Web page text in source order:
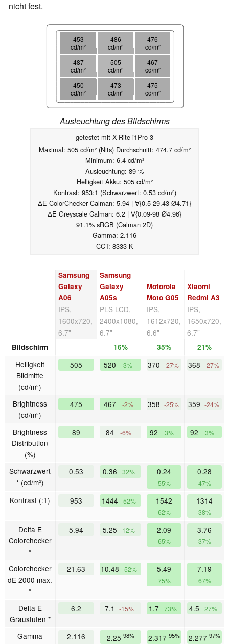
nicht fest.
453
cd/m²
486
cd/m²
476
cd/m²
487
cd/m²
505
cd/m²
467
cd/m²
450
cd/m²
473
cd/m²
475
cd/m²
Ausleuchtung des Bildschirms
getestet mit X-Rite i1Pro 3
Maximal: 505 cd/m² (Nits) Durchschnitt: 474.7 cd/m²
Minimum: 6.4 cd/m²
Ausleuchtung: 89 %
Helligkeit Akku: 505 cd/m²
Kontrast: 953:1 (Schwarzwert: 0.53 cd/m²)
ΔE ColorChecker Calman: 5.94 | ∀{0.5-29.43 Ø4.71}
ΔE Greyscale Calman: 6.2 | ∀{0.09-98 Ø4.96}
91.1% sRGB (Calman 2D)
Gamma: 2.116
CCT: 8333 K
Samsung
Galaxy
A06
IPS,
1600x720,
6.7"
Samsung
Galaxy
A05s
PLS LCD,
2400x1080,
6.7"
Motorola
Moto G05
IPS,
1612x720,
6.6"
Xiaomi
Redmi A3
IPS,
1650x720,
6.7"
Bildschirm 16% 35% 21%
Helligkeit
Bildmitte
(cd/m²)
505 520 3% 370 -27% 368 -27%
Brightness
(cd/m²)
475 467 -2% 358 -25% 359 -24%
Brightness
Distribution
(%)
89 84 -6% 92 3% 92 3%
Schwarzwert
* (cd/m²)
0.53 0.36 32% 0.24
55%
0.28
47%
Kontrast (:1) 953 1444 52% 1542
62%
1314
38%
Delta E
Colorchecker
*
5.94 5.25 12% 2.09
65%
3.76
37%
Colorchecker
dE 2000 max.
*
21.63 10.48 52% 5.49
75%
7.19
67%
Delta E
Graustufen *
6.2 7.1 -15% 1.7 73% 4.5 27%
Gamma 2.116 2.25 98% 2.317 95% 2.277 97%